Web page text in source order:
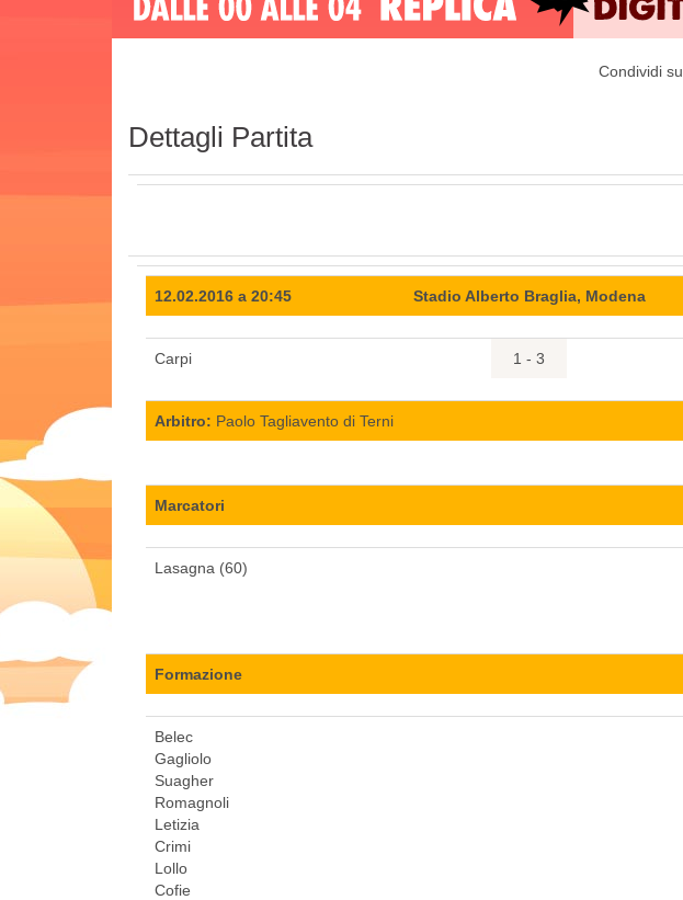
Condividi su
Dettagli Partita
12.02.2016 a 20:45 Stadio Alberto Braglia, Modena
Carpi 1 - 3
Arbitro: Paolo Tagliavento di Terni
Marcatori
Lasagna (60)
Formazione
Belec
Gagliolo
Suagher
Romagnoli
Letizia
Crimi
Lollo
Cofie